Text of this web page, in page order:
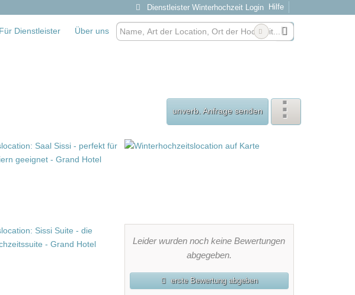
Dienstleister Winterhochzeit Login Hilfe
Für Dienstleister Über uns
unverb. Anfrage senden
Leider wurden noch keine Bewertungen
abgegeben.
erste Bewertung abgeben